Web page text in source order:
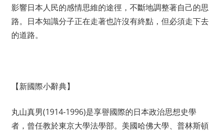
影響日本人民的感情思維的途徑，不斷地調整著自己的思
路。日本知識分子正在走著也許沒有終點，但必須走下去
的道路。
【新國際小辭典】
丸山真男(1914-1996)是享譽國際的日本政治思想史學
者，曾任教於東京大學法學部。美國哈佛大學、普林斯頓